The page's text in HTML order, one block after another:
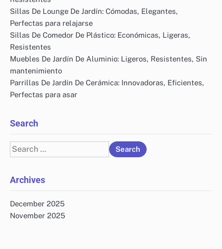
Sillas De Lounge De Jardín: Cómodas, Elegantes,
Perfectas para relajarse
Sillas De Comedor De Plástico: Económicas, Ligeras,
Resistentes
Muebles De Jardín De Aluminio: Ligeros, Resistentes, Sin
mantenimiento
Parrillas De Jardín De Cerámica: Innovadoras, Eficientes,
Perfectas para asar
Search
Search
for:
Archives
December 2025
November 2025